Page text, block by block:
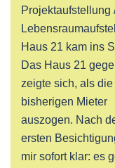
Projektaufstellung
Haus 21 kam ins
Das Haus 21
zeigte sich, als die
bisherigen Mieter
auszogen. Nach
ersten
mir sofort klar: es